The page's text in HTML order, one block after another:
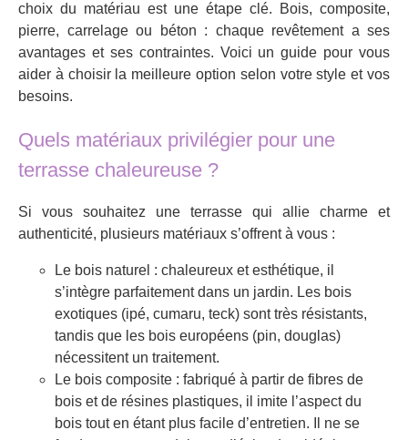
choix du matériau est une étape clé. Bois, composite,
pierre, carrelage ou béton : chaque revêtement a ses
avantages et ses contraintes. Voici un guide pour vous
aider à choisir la meilleure option selon votre style et vos
besoins.
Quels matériaux privilégier pour une
terrasse chaleureuse ?
Si vous souhaitez une terrasse qui allie charme et
authenticité, plusieurs matériaux s’offrent à vous :
Le bois naturel : chaleureux et esthétique, il
s’intègre parfaitement dans un jardin. Les bois
exotiques (ipé, cumaru, teck) sont très résistants,
tandis que les bois européens (pin, douglas)
nécessitent un traitement.
Le bois composite : fabriqué à partir de fibres de
bois et de résines plastiques, il imite l’aspect du
bois tout en étant plus facile d’entretien. Il ne se